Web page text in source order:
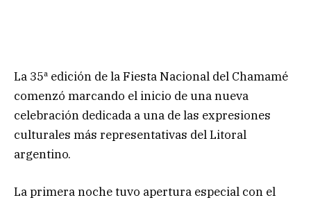
La 35ª edición de la Fiesta Nacional del Chamamé
comenzó marcando el inicio de una nueva
celebración dedicada a una de las expresiones
culturales más representativas del Litoral
argentino.
La primera noche tuvo apertura especial con el